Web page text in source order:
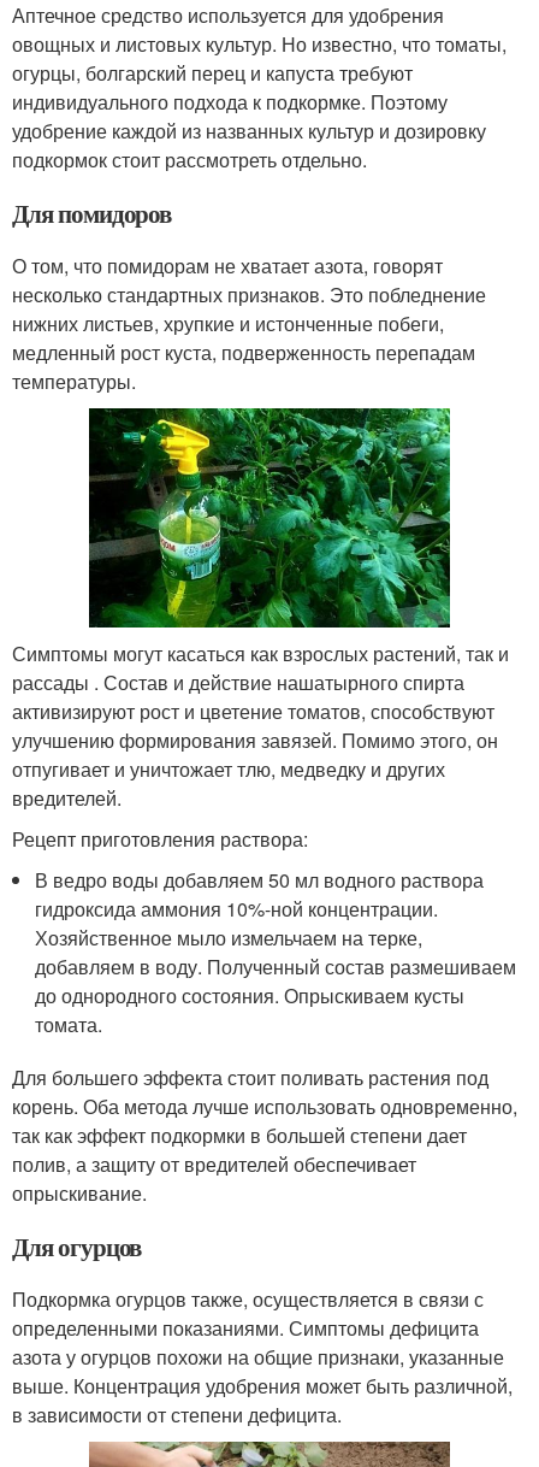
Аптечное средство используется для удобрения
овощных и листовых культур. Но известно, что томаты,
огурцы, болгарский перец и капуста требуют
индивидуального подхода к подкормке. Поэтому
удобрение каждой из названных культур и дозировку
подкормок стоит рассмотреть отдельно.
Для помидоров
О том, что помидорам не хватает азота, говорят
несколько стандартных признаков. Это побледнение
нижних листьев, хрупкие и истонченные побеги,
медленный рост куста, подверженность перепадам
температуры.
Симптомы могут касаться как взрослых растений, так и
рассады . Состав и действие нашатырного спирта
активизируют рост и цветение томатов, способствуют
улучшению формирования завязей. Помимо этого, он
отпугивает и уничтожает тлю, медведку и других
вредителей.
Рецепт приготовления раствора:
В ведро воды добавляем 50 мл водного раствора
гидроксида аммония 10%-ной концентрации.
Хозяйственное мыло измельчаем на терке,
добавляем в воду. Полученный состав размешиваем
до однородного состояния. Опрыскиваем кусты
томата.
Для большего эффекта стоит поливать растения под
корень. Оба метода лучше использовать одновременно,
так как эффект подкормки в большей степени дает
полив, а защиту от вредителей обеспечивает
опрыскивание.
Для огурцов
Подкормка огурцов также, осуществляется в связи с
определенными показаниями. Симптомы дефицита
азота у огурцов похожи на общие признаки, указанные
выше. Концентрация удобрения может быть различной,
в зависимости от степени дефицита.